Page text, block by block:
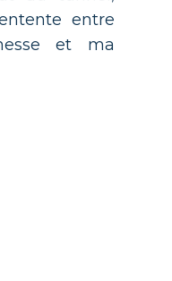
entre
et ma